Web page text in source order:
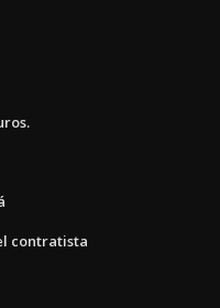
contratista